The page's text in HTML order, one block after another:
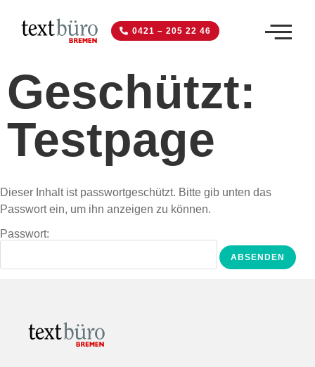
0421 – 205 22 46
Geschützt:
Testpage
Dieser Inhalt ist passwortgeschützt. Bitte gib unten das
Passwort ein, um ihn anzeigen zu können.
Passwort: